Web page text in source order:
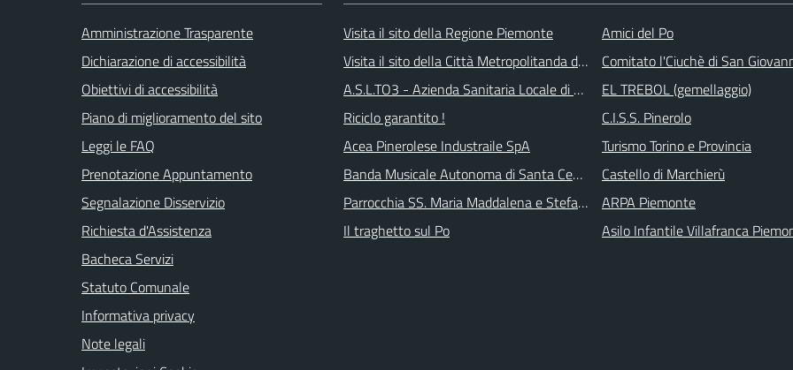
Amministrazione Trasparente
Dichiarazione di accessibilità
Obiettivi di accessibilità
Piano di miglioramento del sito
Leggi le FAQ
Prenotazione Appuntamento
Segnalazione Disservizio
Richiesta d'Assistenza
Bacheca Servizi
Statuto Comunale
Informativa privacy
Note legali
Visita il sito della Regione Piemonte
Visita il sito della Città Metropolitanda di Torino
A.S.L.TO3 - Azienda Sanitaria Locale di Collegno e Pinerolo
Riciclo garantito !
Acea Pinerolese Industraile SpA
Banda Musicale Autonoma di Santa Cecilia
Parrocchia SS. Maria Maddalena e Stefano
Il traghetto sul Po
Amici del Po
Comitato l'Ciuchè di San
EL TREBOL (gemellaggio)
C.I.S.S. Pinerolo
Turismo Torino e Provincia
Castello di Marchierù
ARPA Piemonte
Asilo Infantile Villafranca